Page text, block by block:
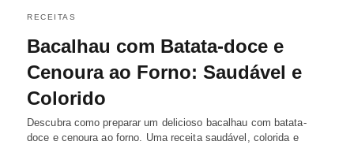
RECEITAS
Bacalhau com Batata-doce e
Cenoura ao Forno: Saudável e
Colorido
Descubra como preparar um delicioso bacalhau com batata-
doce e cenoura ao forno. Uma receita saudável, colorida e